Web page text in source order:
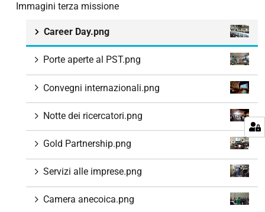
Immagini terza missione
Career Day.png
Porte aperte al PST.png
Convegni internazionali.png
Notte dei ricercatori.png
Gold Partnership.png
Servizi alle imprese.png
Camera anecoica.png